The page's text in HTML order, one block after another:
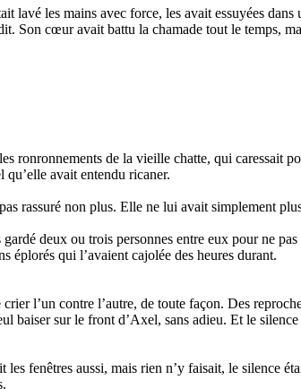
lavé les mains avec force, les avait essuyées
Son cœur avait battu la chamade tout le temps,
ronronnements de la vieille chatte, qui
qu’elle avait entendu ricaner.
rassuré non plus. Elle ne lui avait simplement
deux ou trois personnes entre eux pour ne
éplorés qui l’avaient cajolée des heures durant.
l’un contre l’autre, de toute façon. Des
baiser sur le front d’Axel, sans adieu. Et le
fenêtres aussi, mais rien n’y faisait, le silence